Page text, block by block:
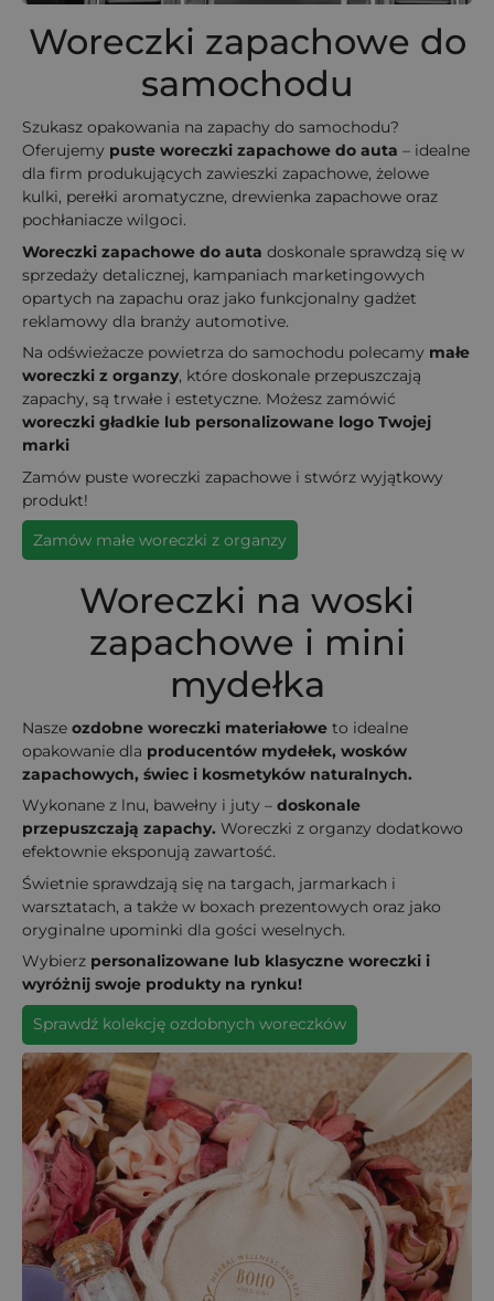
Woreczki zapachowe do
samochodu
Szukasz opakowania na zapachy do samochodu?
Oferujemy puste woreczki zapachowe do auta – idealne
dla firm produkujących zawieszki zapachowe, żelowe
kulki, perełki aromatyczne, drewienka zapachowe oraz
pochłaniacze wilgoci.
Woreczki zapachowe do auta doskonale sprawdzą się w
sprzedaży detalicznej, kampaniach marketingowych
opartych na zapachu oraz jako funkcjonalny gadżet
reklamowy dla branży automotive.
Na odświeżacze powietrza do samochodu polecamy małe
woreczki z organzy, które doskonale przepuszczają
zapachy, są trwałe i estetyczne. Możesz zamówić
woreczki gładkie lub personalizowane logo Twojej
marki
Zamów puste woreczki zapachowe i stwórz wyjątkowy
produkt!
Zamów małe woreczki z organzy
Woreczki na woski
zapachowe i mini
mydełka
Nasze ozdobne woreczki materiałowe to idealne
opakowanie dla producentów mydełek, wosków
zapachowych, świec i kosmetyków naturalnych.
Wykonane z lnu, bawełny i juty – doskonale
przepuszczają zapachy. Woreczki z organzy dodatkowo
efektownie eksponują zawartość.
Świetnie sprawdzają się na targach, jarmarkach i
warsztatach, a także w boxach prezentowych oraz jako
oryginalne upominki dla gości weselnych.
Wybierz personalizowane lub klasyczne woreczki i
wyróżnij swoje produkty na rynku!
Sprawdź kolekcję ozdobnych woreczków